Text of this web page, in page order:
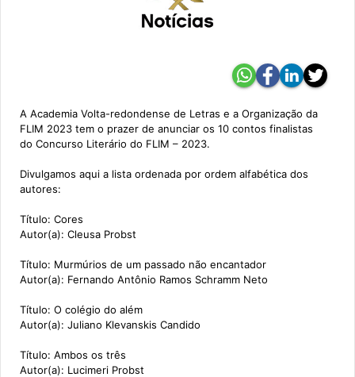
A Academia Volta-redondense de Letras e a Organização da
FLIM 2023 tem o prazer de anunciar os 10 contos finalistas
do Concurso Literário do FLIM – 2023.
Divulgamos aqui a lista ordenada por ordem alfabética dos
autores:
Título: Cores
Autor(a): Cleusa Probst
Título: Murmúrios de um passado não encantador
Autor(a): Fernando Antônio Ramos Schramm Neto
Título: O colégio do além
Autor(a): Juliano Klevanskis Candido
Título: Ambos os três
Autor(a): Lucimeri Probst